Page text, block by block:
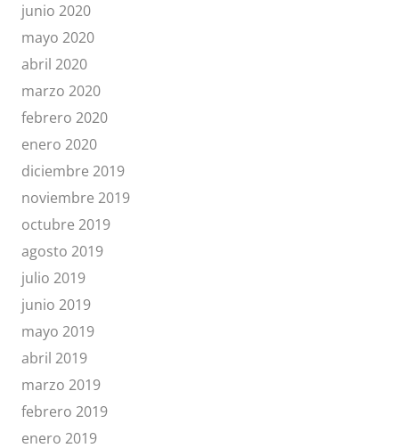
junio 2020
mayo 2020
abril 2020
marzo 2020
febrero 2020
enero 2020
diciembre 2019
noviembre 2019
octubre 2019
agosto 2019
julio 2019
junio 2019
mayo 2019
abril 2019
marzo 2019
febrero 2019
enero 2019